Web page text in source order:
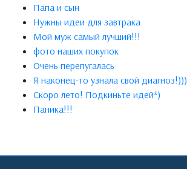
Папа и сын
Нужны идеи для завтрака
Мой муж самый лучший!!!
фото наших покупок
Очень перепугалась
Я наконец-то узнала свой диагноз!)))
Скоро лето! Подкиньте идей*)
Паника!!!